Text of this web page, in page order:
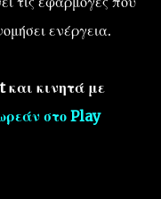
ενέργεια.
και κινητά με
στο Play